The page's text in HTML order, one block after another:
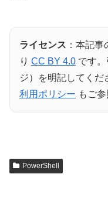
ライセンス ：本記
り CC BY 4.0 です
ジ）を明記してくだ
利用ポリシー もご参
PowerShell